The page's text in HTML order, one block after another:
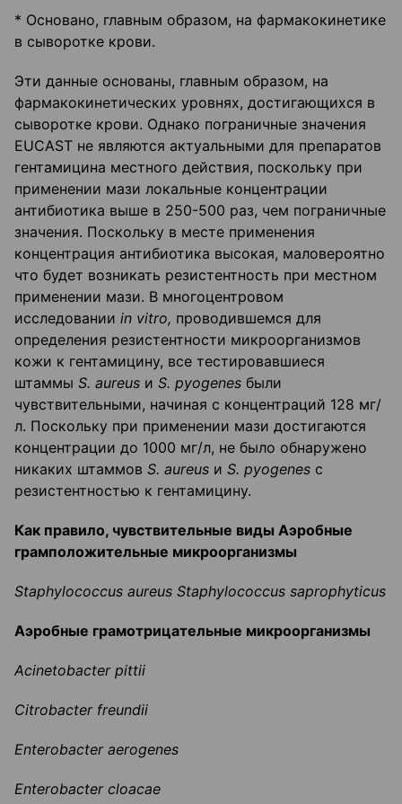
* Основано, главным образом, на фармакокинетике
в сыворотке крови.
Эти данные основаны, главным образом, на
фармакокинетических уровнях, достигающихся в
сыворотке крови. Однако пограничные значения
EUCAST не являются актуальными для препаратов
гентамицина местного действия, поскольку при
применении мази локальные концентрации
антибиотика выше в 250-500 раз, чем пограничные
значения. Поскольку в месте применения
концентрация антибиотика высокая, маловероятно
что будет возникать резистентность при местном
применении мази. В многоцентровом
исследовании in vitro, проводившемся для
определения резистентности микроорганизмов
кожи к гентамицину, все тестировавшиеся
штаммы S. aureus и S. pyogenes были
чувствительными, начиная с концентраций 128 мг/
л. Поскольку при применении мази достигаются
концентрации до 1000 мг/л, не было обнаружено
никаких штаммов S. aureus и S. pyogenes с
резистентностью к гентамицину.
Как правило, чувствительные виды Аэробные
грамположительные микроорганизмы
Staphylococcus aureus Staphylococcus saprophyticus
Аэробные грамотрицательные микроорганизмы
Acinetobacter pittii
Citrobacter freundii
Enterobacter aerogenes
Enterobacter cloacae